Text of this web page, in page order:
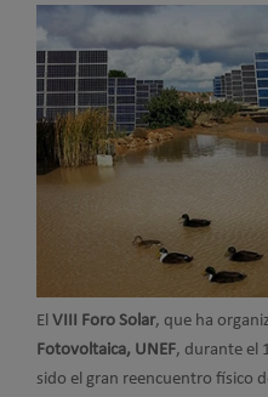
El VIII Foro Solar, que ha
Fotovoltaica, UNEF, durante el
sido el gran reencuentro físico